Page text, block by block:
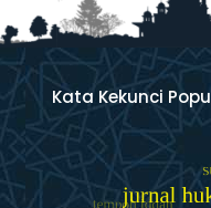
Kata Kekunci